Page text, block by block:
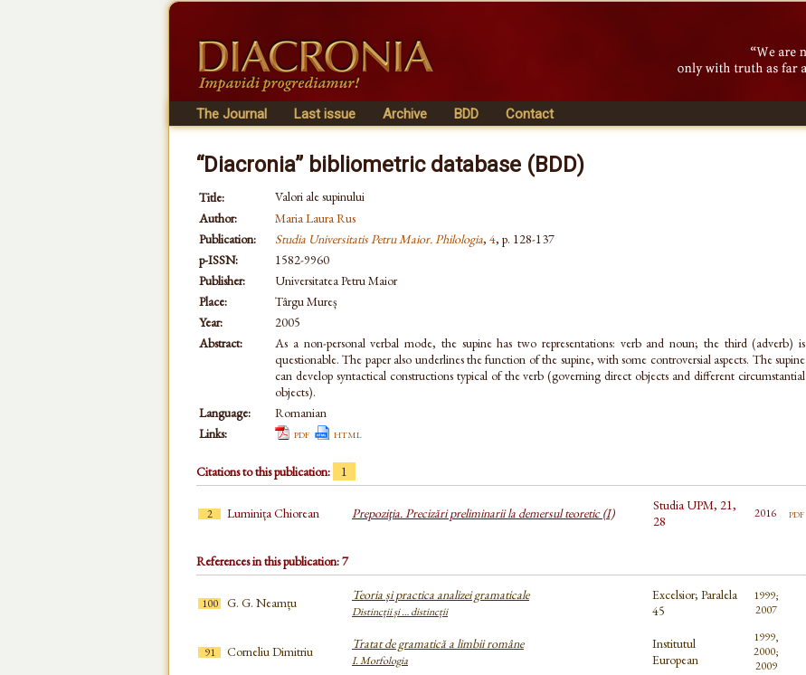
The Journal Last issue Archive BDD Contact
“Diacronia” bibliometric database (BDD)
Title:
Valori ale supinului
Author:
Maria Laura Rus
Publication:
Studia Universitatis Petru Maior. Philologia, 4, p. 128-137
p-ISSN:
1582-9960
Publisher:
Universitatea Petru Maior
Place:
Târgu Mureș
Year:
2005
Abstract:
As a non-personal verbal mode, the supine has two representations: verb and noun; the third (adverb) is
questionable. The paper also underlines the function of the supine, with some controversial aspects. The supine
can develop syntactical constructions typical of the verb (governing direct objects and different circumstantial
objects).
Language:
Romanian
Links:
pdf html
Citations to this publication: 1
2 Luminița Chiorean Prepoziţia. Precizări preliminarii la demersul teoretic (I)
Studia UPM, 21,
28
2016 pdf
References in this publication: 7
100 G. G. Neamțu Teoria și practica analizei gramaticale
Distincții și … distincții
Excelsior; Paralela
45
1999;
2007
91 Corneliu Dimitriu Tratat de gramatică a limbii române
I. Morfologia
Institutul
European
1999,
2000;
2009